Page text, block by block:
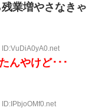
業増やさなきゃ
んやけど･･･